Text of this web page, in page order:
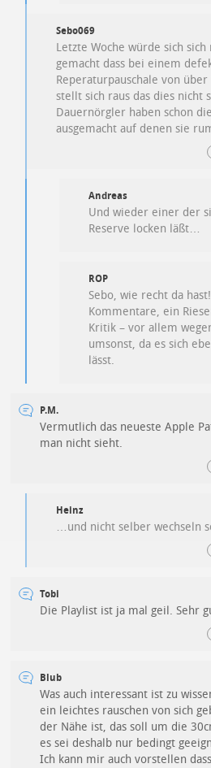
Sebo069
Letzte Woche würde sich
gemacht dass bei einem
Reperaturpauschale von
stellt sich raus das dies nicht
Dauernörgler haben schon
ausgemacht auf denen sie
Andreas
Und wieder einer der
Reserve locken läßt…
ROP
Sebo, wie recht da
Kommentare, ein
Kritik – vor allem
umsonst, da es sich
lässt.
P.M.
Vermutlich das neueste Apple
man nicht sieht.
Heinz
…und nicht selber wechseln
Tobi
Die Playlist ist ja mal geil. Sehr
Blub
Was auch interessant ist zu
ein leichtes rauschen von sich
der Nähe ist, das soll um die
es sei deshalb nur bedingt
Ich kann mir auch vorstellen